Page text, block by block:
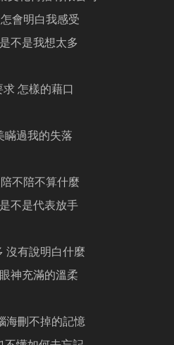
會明白我感受
不是我想太多
怎樣的藉口
瞞過我的失落
不陪不算什麼
不是代表放手
沒有說明白什麼
神充滿的溫柔
海刪不掉的記憶